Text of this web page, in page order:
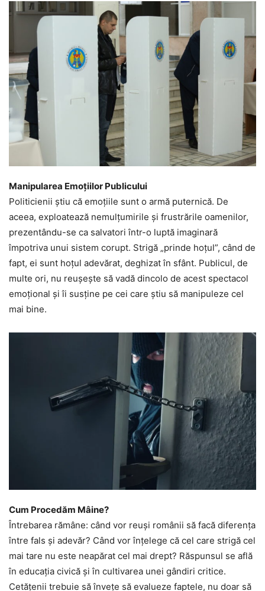
Manipularea Emoțiilor Publicului
Politicienii știu că emoțiile sunt o armă puternică. De
aceea, exploatează nemulțumirile și frustrările oamenilor,
prezentându-se ca salvatori într-o luptă imaginară
împotriva unui sistem corupt. Strigă „prinde hoțul”, când de
fapt, ei sunt hoțul adevărat, deghizat în sfânt. Publicul, de
multe ori, nu reușește să vadă dincolo de acest spectacol
emoțional și îi susține pe cei care știu să manipuleze cel
mai bine.
Cum Procedăm Mâine?
Întrebarea rămâne: când vor reuși românii să facă diferența
între fals și adevăr? Când vor înțelege că cel care strigă cel
mai tare nu este neapărat cel mai drept? Răspunsul se află
în educația civică și în cultivarea unei gândiri critice.
Cetățenii trebuie să învețe să evalueze faptele, nu doar să